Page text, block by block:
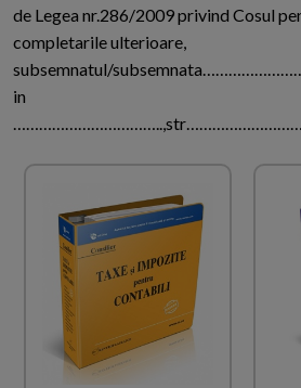
de Legea nr.286/2009 privind Cosul
completarile ulterioare,
subsemnatul/
in